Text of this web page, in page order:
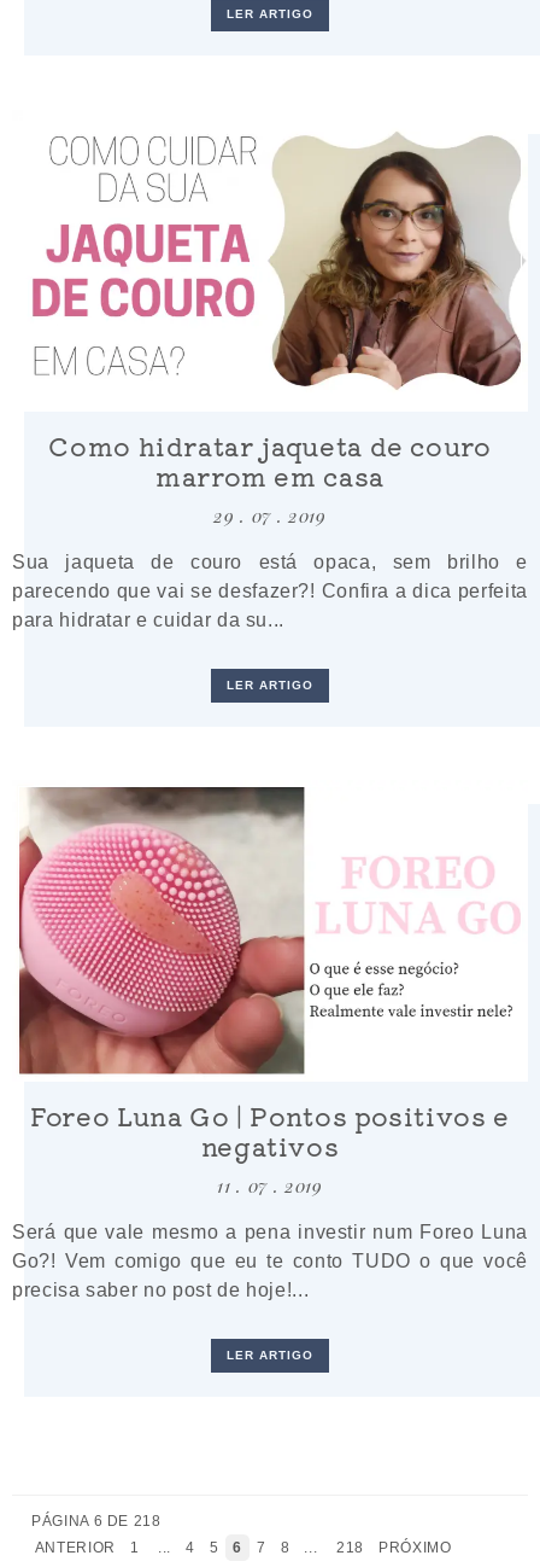
LER ARTIGO
Como hidratar jaqueta de couro
marrom em casa
29 . 07 . 2019
Sua jaqueta de couro está opaca, sem brilho e
parecendo que vai se desfazer?! Confira a dica perfeita
para hidratar e cuidar da su...
LER ARTIGO
Foreo Luna Go | Pontos positivos e
negativos
11 . 07 . 2019
Será que vale mesmo a pena investir num Foreo Luna
Go?! Vem comigo que eu te conto TUDO o que você
precisa saber no post de hoje!...
LER ARTIGO
PÁGINA 6 DE 218
ANTERIOR
1 4 5 6 7 8 218 PRÓXIMO